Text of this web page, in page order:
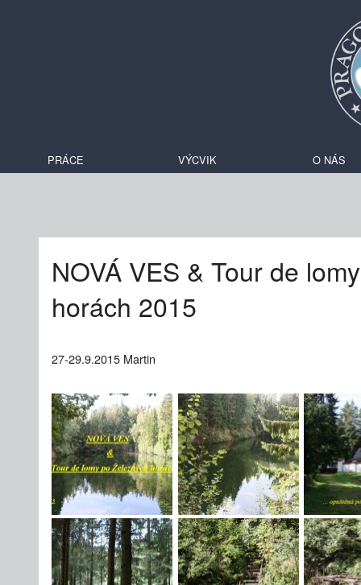
PRÁCE VÝCVIK O NÁS
NOVÁ VES & Tour de
horách 2015
27-29.9.2015 Martin